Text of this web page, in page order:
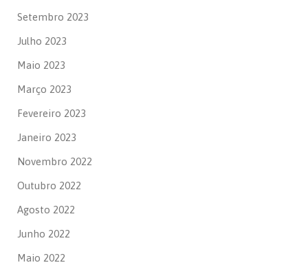
Setembro 2023
Julho 2023
Maio 2023
Março 2023
Fevereiro 2023
Janeiro 2023
Novembro 2022
Outubro 2022
Agosto 2022
Junho 2022
Maio 2022